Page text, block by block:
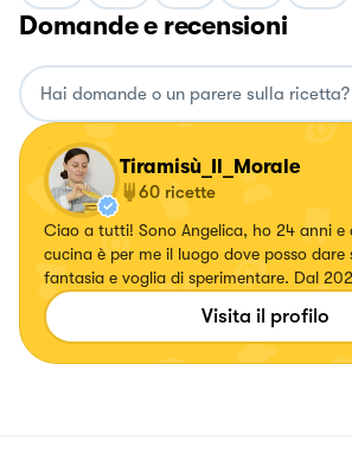
Domande e recensioni
Tiramisù_Il_Morale
60 ricette
Ciao a tutti! Sono Angelica, ho 24 anni e
cucina è per me il luogo dove posso
fantasia e voglia di sperimentare. Dal
“Tiramisù il Morale” in cui pubblico tutte
dairy free, anche in versione normale (sì
Visita il profilo